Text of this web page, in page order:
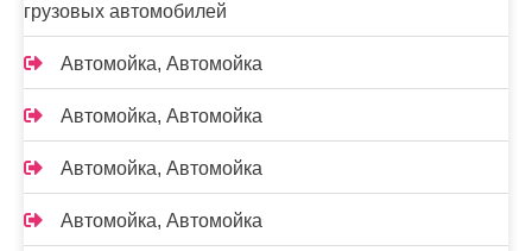
грузовых автомобилей
Автомойка, Автомойка
Автомойка, Автомойка
Автомойка, Автомойка
Автомойка, Автомойка